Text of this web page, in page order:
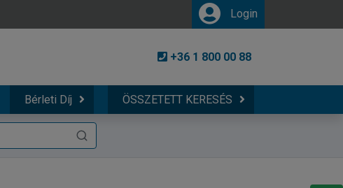
Login
+36 1 800 00 88
Bérleti Díj ÖSSZETETT KERESÉS